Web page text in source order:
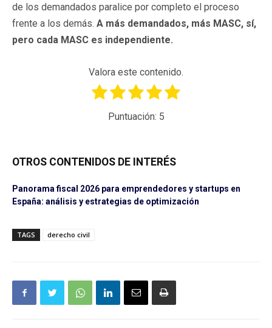
de los demandados paralice por completo el proceso
frente a los demás. A más demandados, más MASC, sí,
pero cada MASC es independiente.
Valora este contenido.
Puntuación: 5
OTROS CONTENIDOS DE INTERÉS
Panorama fiscal 2026 para emprendedores y startups en
España: análisis y estrategias de optimización
TAGS derecho civil